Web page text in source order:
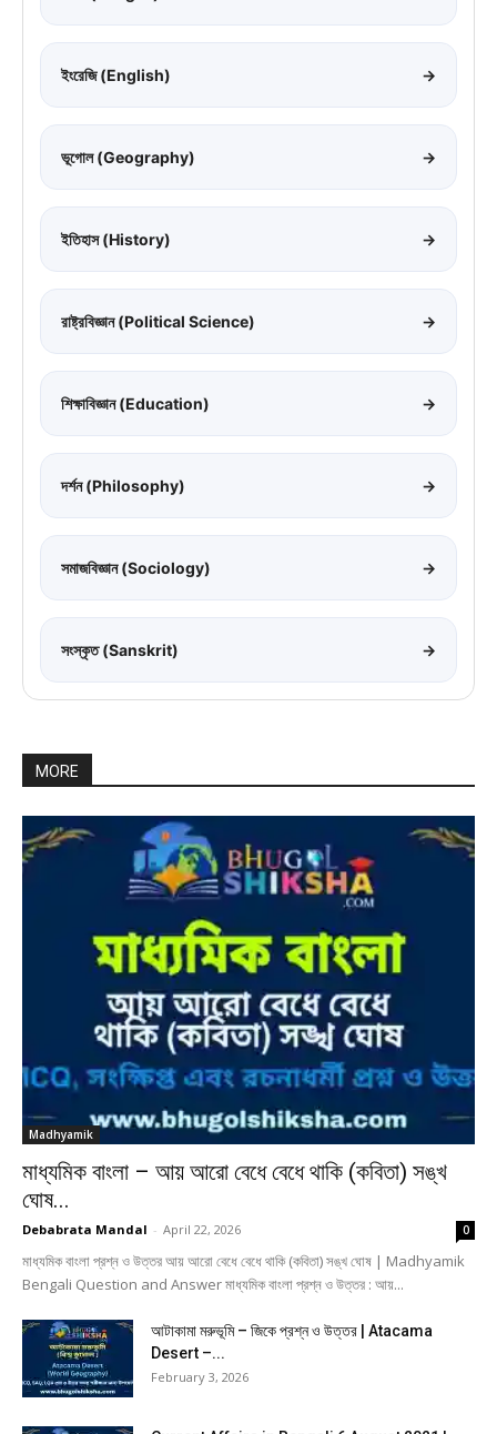
ইংরেজি (English) →
ভূগোল (Geography) →
ইতিহাস (History) →
রাষ্ট্রবিজ্ঞান (Political Science) →
শিক্ষাবিজ্ঞান (Education) →
দর্শন (Philosophy) →
সমাজবিজ্ঞান (Sociology) →
সংস্কৃত (Sanskrit) →
MORE
Madhyamik
মাধ্যমিক বাংলা – আয় আরো বেধে বেধে থাকি (কবিতা) সঙ্খ
ঘোষ...
Debabrata Mandal - April 22, 2026 0
মাধ্যমিক বাংলা প্রশ্ন ও উত্তর আয় আরো বেধে বেধে থাকি (কবিতা) সঙ্খ ঘোষ | Madhyamik
Bengali Question and Answer মাধ্যমিক বাংলা প্রশ্ন ও উত্তর : আয়...
আটাকামা মরুভূমি – জিকে প্রশ্ন ও উত্তর | Atacama
Desert –...
February 3, 2026